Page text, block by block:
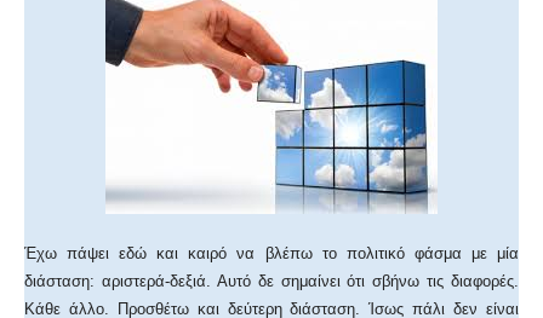
Έχω πάψει εδώ και καιρό να βλέπω το πολιτικό φάσμα με μία
διάσταση: αριστερά-δεξιά. Αυτό δε σημαίνει ότι σβήνω τις διαφορές.
Κάθε άλλο. Προσθέτω και δεύτερη διάσταση. Ίσως πάλι δεν είναι